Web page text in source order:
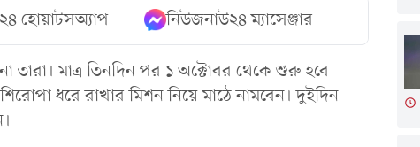
হোয়াটসঅ্যাপ নিউজনাউ২৪ ম্যাসেঞ্জার
তারা। মাত্র তিনদিন পর ১ অক্টোবর থেকে শুরু হবে
ধরে রাখার মিশন নিয়ে মাঠে নামবেন। দুইদিন